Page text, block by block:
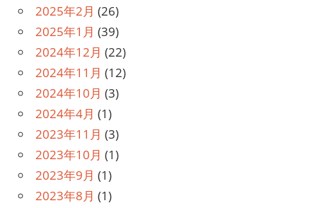
2025年2月 (26)
2025年1月 (39)
2024年12月 (22)
2024年11月 (12)
2024年10月 (3)
2024年4月 (1)
2023年11月 (3)
2023年10月 (1)
2023年9月 (1)
2023年8月 (1)